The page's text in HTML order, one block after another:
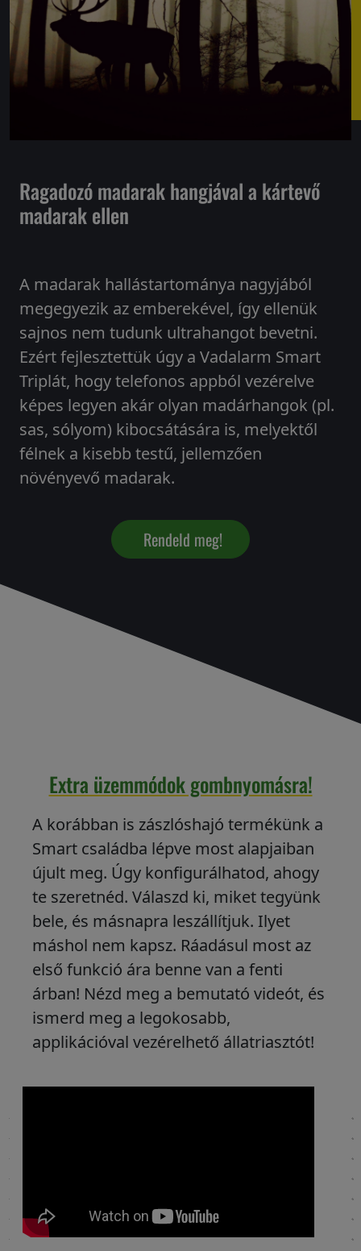
Ragadozó madarak hangjával a kártevő
madarak ellen
A madarak hallástartománya nagyjából
megegyezik az emberekével, így ellenük
sajnos nem tudunk ultrahangot bevetni.
Ezért fejlesztettük úgy a Vadalarm Smart
Triplát, hogy telefonos appból vezérelve
képes legyen akár olyan madárhangok (pl.
sas, sólyom) kibocsátására is, melyektől
félnek a kisebb testű, jellemzően
növényevő madarak.
Rendeld meg!
Extra üzemmódok gombnyomásra!
A korábban is zászlóshajó termékünk a
Smart családba lépve most alapjaiban
újult meg. Úgy konfigurálhatod, ahogy
te szeretnéd. Válaszd ki, miket tegyünk
bele, és másnapra leszállítjuk. Ilyet
máshol nem kapsz. Ráadásul most az
első funkció ára benne van a fenti
árban! Nézd meg a bemutató videót, és
ismerd meg a legokosabb,
applikációval vezérelhető állatriasztót!